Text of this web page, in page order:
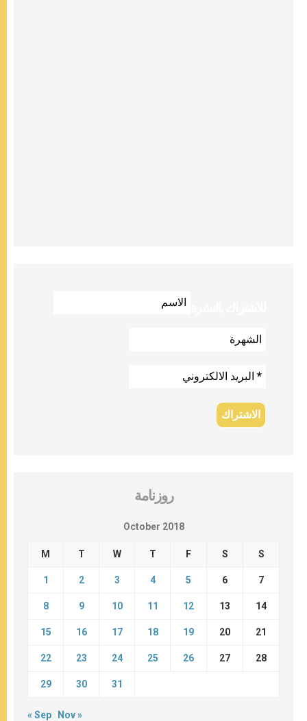
روزنامة
October 2018
M T W T F S S
1 2 3 4 5 6 7
8 9 10 11 12 13 14
15 16 17 18 19 20 21
22 23 24 25 26 27 28
29 30 31
« Sep Nov »